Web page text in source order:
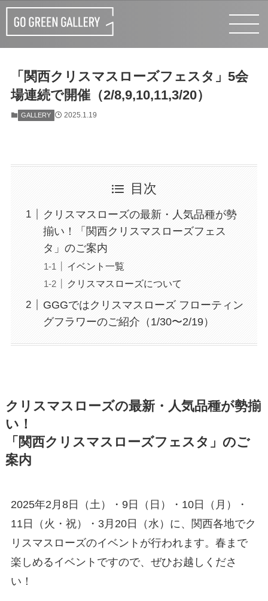
「関西クリスマスローズフェスタ」5会
場連続で開催（2/8,9,10,11,3/20）
GALLERY 2025.1.19
目次
クリスマスローズの最新・人気品種が勢
揃い！「関西クリスマスローズフェス
タ」のご案内
イベント一覧
クリスマスローズについて
GGGではクリスマスローズ フローティン
グフラワーのご紹介（1/30〜2/19）
クリスマスローズの最新・人気品種が勢揃
い！
「関西クリスマスローズフェスタ」のご
案内
2025年2月8日（土）・9日（日）・10日（月）・
11日（火・祝）・3月20日（水）に、関西各地でク
リスマスローズのイベントが行われます。春まで
楽しめるイベントですので、ぜひお越しくださ
い！